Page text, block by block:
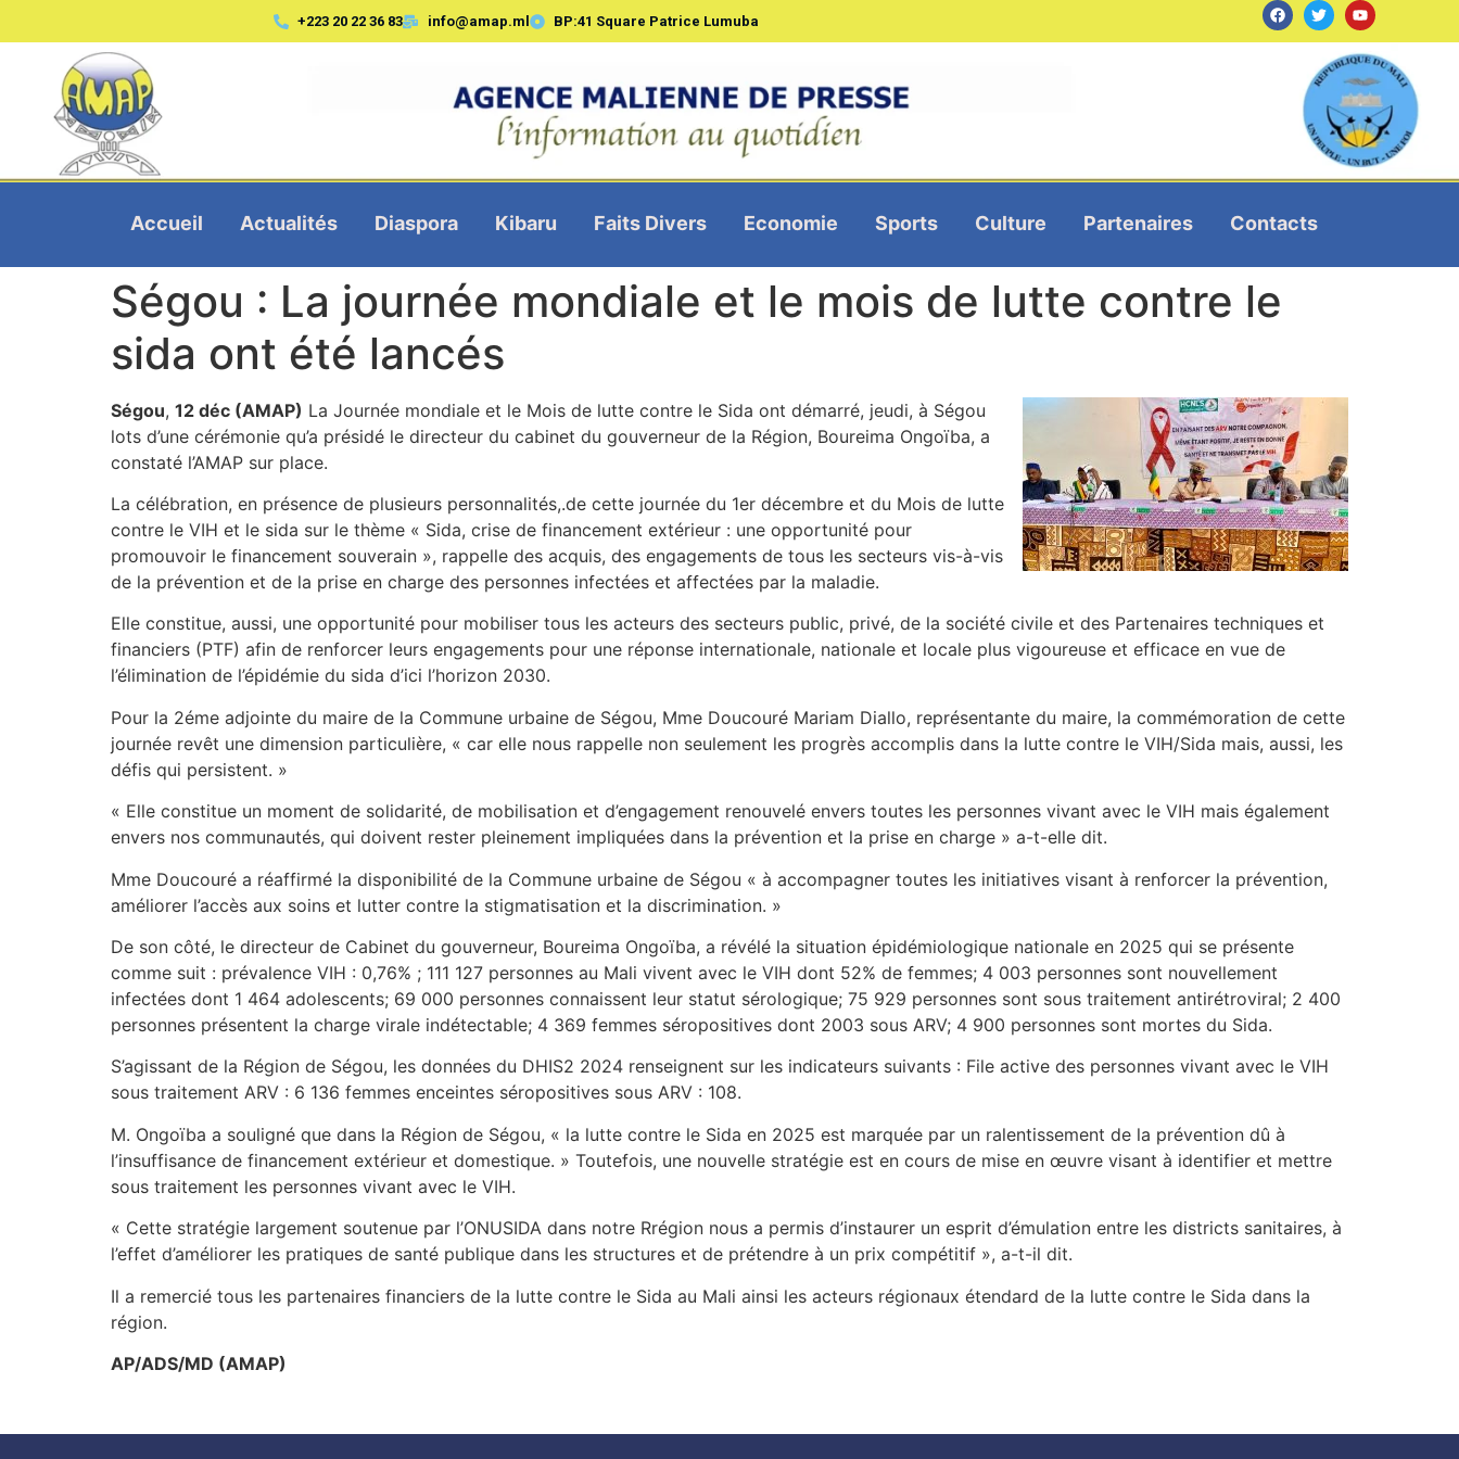
+223 20 22 36 83 info@amap.ml BP:41 Square Patrice Lumuba
Accueil Actualités Diaspora Kibaru Faits Divers Economie Sports Culture Partenaires Contacts
Ségou : La journée mondiale et le mois de lutte contre le
sida ont été lancés
Ségou, 12 déc (AMAP) La Journée mondiale et le Mois de lutte contre le Sida ont démarré, jeudi, à Ségou
lots d’une cérémonie qu’a présidé le directeur du cabinet du gouverneur de la Région, Boureima Ongoïba, a
constaté l’AMAP sur place.
La célébration, en présence de plusieurs personnalités,.de cette journée du 1er décembre et du Mois de lutte
contre le VIH et le sida sur le thème « Sida, crise de financement extérieur : une opportunité pour
promouvoir le financement souverain », rappelle des acquis, des engagements de tous les secteurs vis-à-vis
de la prévention et de la prise en charge des personnes infectées et affectées par la maladie.
Elle constitue, aussi, une opportunité pour mobiliser tous les acteurs des secteurs public, privé, de la société civile et des Partenaires techniques et
financiers (PTF) afin de renforcer leurs engagements pour une réponse internationale, nationale et locale plus vigoureuse et efficace en vue de
l’élimination de l’épidémie du sida d’ici l’horizon 2030.
Pour la 2éme adjointe du maire de la Commune urbaine de Ségou, Mme Doucouré Mariam Diallo, représentante du maire, la commémoration de cette
journée revêt une dimension particulière, « car elle nous rappelle non seulement les progrès accomplis dans la lutte contre le VIH/Sida mais, aussi, les
défis qui persistent. »
« Elle constitue un moment de solidarité, de mobilisation et d’engagement renouvelé envers toutes les personnes vivant avec le VIH mais également
envers nos communautés, qui doivent rester pleinement impliquées dans la prévention et la prise en charge » a-t-elle dit.
Mme Doucouré a réaffirmé la disponibilité de la Commune urbaine de Ségou « à accompagner toutes les initiatives visant à renforcer la prévention,
améliorer l’accès aux soins et lutter contre la stigmatisation et la discrimination. »
De son côté, le directeur de Cabinet du gouverneur, Boureima Ongoïba, a révélé la situation épidémiologique nationale en 2025 qui se présente
comme suit : prévalence VIH : 0,76% ; 111 127 personnes au Mali vivent avec le VIH dont 52% de femmes; 4 003 personnes sont nouvellement
infectées dont 1 464 adolescents; 69 000 personnes connaissent leur statut sérologique; 75 929 personnes sont sous traitement antirétroviral; 2 400
personnes présentent la charge virale indétectable; 4 369 femmes séropositives dont 2003 sous ARV; 4 900 personnes sont mortes du Sida.
S’agissant de la Région de Ségou, les données du DHIS2 2024 renseignent sur les indicateurs suivants : File active des personnes vivant avec le VIH
sous traitement ARV : 6 136 femmes enceintes séropositives sous ARV : 108.
M. Ongoïba a souligné que dans la Région de Ségou, « la lutte contre le Sida en 2025 est marquée par un ralentissement de la prévention dû à
l’insuffisance de financement extérieur et domestique. » Toutefois, une nouvelle stratégie est en cours de mise en œuvre visant à identifier et mettre
sous traitement les personnes vivant avec le VIH.
« Cette stratégie largement soutenue par l’ONUSIDA dans notre Rrégion nous a permis d’instaurer un esprit d’émulation entre les districts sanitaires, à
l’effet d’améliorer les pratiques de santé publique dans les structures et de prétendre à un prix compétitif », a-t-il dit.
Il a remercié tous les partenaires financiers de la lutte contre le Sida au Mali ainsi les acteurs régionaux étendard de la lutte contre le Sida dans la
région.
AP/ADS/MD (AMAP)